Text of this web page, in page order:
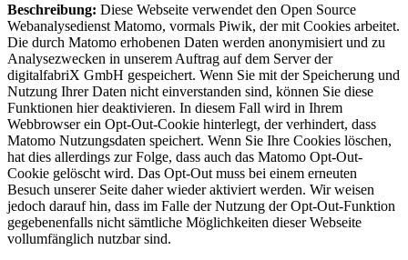
Beschreibung: Diese Webseite verwendet den Open Source
Webanalysedienst Matomo, vormals Piwik, der mit Cookies arbeitet.
Die durch Matomo erhobenen Daten werden anonymisiert und zu
Analysezwecken in unserem Auftrag auf dem Server der
digitalfabriX GmbH gespeichert. Wenn Sie mit der Speicherung und
Nutzung Ihrer Daten nicht einverstanden sind, können Sie diese
Funktionen hier deaktivieren. In diesem Fall wird in Ihrem
Webbrowser ein Opt-Out-Cookie hinterlegt, der verhindert, dass
Matomo Nutzungsdaten speichert. Wenn Sie Ihre Cookies löschen,
hat dies allerdings zur Folge, dass auch das Matomo Opt-Out-
Cookie gelöscht wird. Das Opt-Out muss bei einem erneuten
Besuch unserer Seite daher wieder aktiviert werden. Wir weisen
jedoch darauf hin, dass im Falle der Nutzung der Opt-Out-Funktion
gegebenenfalls nicht sämtliche Möglichkeiten dieser Webseite
vollumfänglich nutzbar sind.